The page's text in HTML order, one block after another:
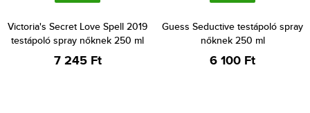
Victoria's Secret Love Spell 2019
testápoló spray nőknek 250 ml
7 245 Ft
Guess Seductive testápoló spray
nőknek 250 ml
6 100 Ft